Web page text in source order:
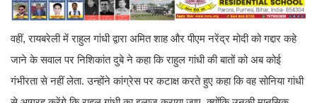
वहीं, रायबरेली में राहुल गांधी द्वारा अमित शाह और पीएम नरेंद्र मोदी को गद्दार कहे
जाने के सवाल पर निशिकांत दुबे ने कहा कि राहुल गांधी की बातों को अब कोई
गंभीरता से नहीं लेता. उन्होंने कांग्रेस पर कटाक्ष करते हुए कहा कि वह सोनिया गांधी